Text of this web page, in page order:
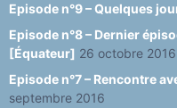
Episode n°9 – Quelques
Episode n°8 – Dernier
[Équateur] 26 octobre 2016
Episode n°7 – Rencontre
septembre 2016